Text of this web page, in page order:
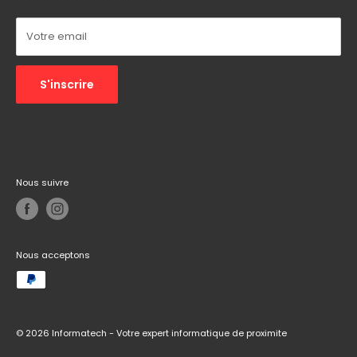
Votre email
S'inscrire
Nous suivre
Nous acceptons
© 2026 Informatech - Votre expert informatique de proximite